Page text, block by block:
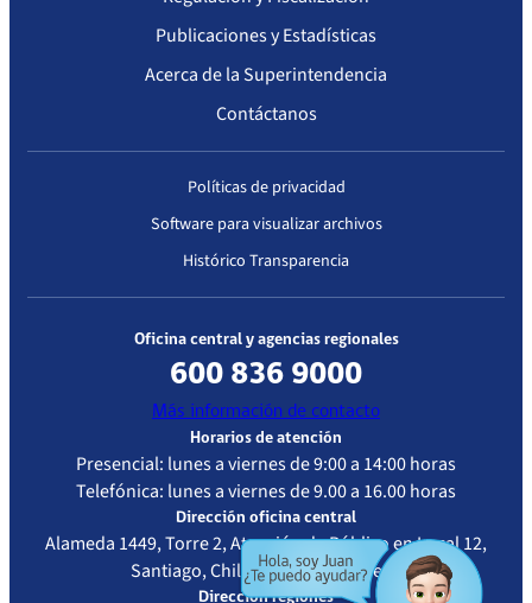
Publicaciones y Estadísticas
Acerca de la Superintendencia
Contáctanos
Políticas de privacidad
Software para visualizar archivos
Histórico Transparencia
Oficina central y agencias regionales
600 836 9000
Más información de contacto
Horarios de atención
Presencial: lunes a viernes de 9:00 a 14:00 horas
Telefónica: lunes a viernes de 9.00 a 16.00 horas
Dirección oficina central
Alameda 1449, Torre 2, Atención de Público en Local 12,
Santiago, Chile - Metro La Moneda
Dirección regiones